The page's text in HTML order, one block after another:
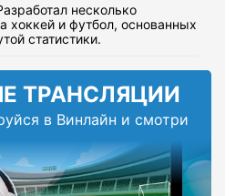
несколько
хоккей и футбол, основанных
статистики.
ТРАНСЛЯЦИИ
в Винлайн и смотри